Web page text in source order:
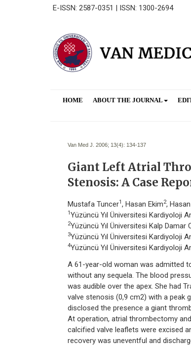
E-ISSN: 2587-0351 | ISSN: 1300-2694
HOME ABOUT THE JOURNAL
Van Med J. 2006; 13(4): 134-137
Giant Left Atrial
Stenosis: A Case
Mustafa Tuncer1 , Hasan Ekim2,
1 Yüzüncü Yıl Üniversitesi Kardiyoloji
2Yüzüncü Yıl Üniversitesi Kalp Damar
3Yüzüncü Yıl Üniversitesi Kardiyoloji
4Yüzüncü Yıl Üniversitesi Kardiyoloji
A 61-year-old woman was admitted
without any sequela. The blood
was audible over the apex. She had
valve stenosis (0,9 cm2) with a peak
disclosed the presence a giant
At operation, atrial thrombectomy
calcified valve leaflets were excised
recovery was uneventful and